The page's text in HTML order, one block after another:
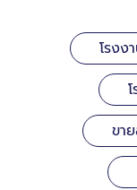
โรงง
ขา